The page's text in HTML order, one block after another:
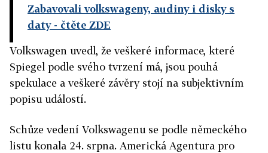
Zabavovali volkswageny, audiny i disky s
daty- čtěte ZDE
Volkswagen uvedl, že veškeré informace, které
Spiegel podle svého tvrzení má, jsou pouhá
spekulace a veškeré závěry stojí na subjektivním
popisu událostí.
Schůze vedení Volkswagenu se podle německého
listu konala 24. srpna. Americká Agentura pro